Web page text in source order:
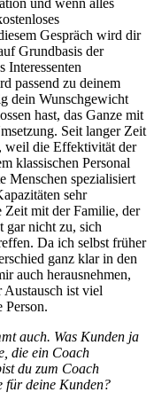
und wenn alles
Gespräch wird dir
Grundbasis der
Interessenten
passend zu deinem
dein Wunschgewicht
hast, das Ganze mit
Seit langer Zeit
weil die Effektivität der
klassischen Personal
Menschen spezialisiert
sehr
Zeit mit der Familie, der
gar nicht zu, sich
Da ich selbst früher
ganz klar in den
auch herausnehmen,
Austausch ist viel
auch. Was Kunden ja
die ein Coach
du zum Coach
für deine Kunden?